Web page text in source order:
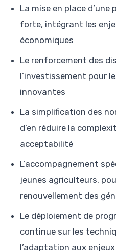
La mise en place
forte, intégrant les
économiques
Le renforcement des
l’investissement pour
innovantes
La simplification des
d’en réduire la
acceptabilité
L’accompagnement
jeunes agriculteurs,
renouvellement des
Le déploiement de
continue sur les
l’adaptation aux